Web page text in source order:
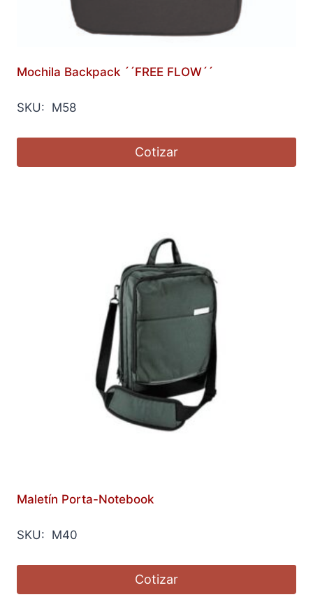
Mochila Backpack ´´FREE FLOW´´
SKU: M58
Cotizar
Maletín Porta-Notebook
SKU: M40
Cotizar